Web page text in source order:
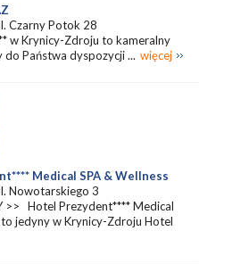
Czarny Potok 28
w Krynicy-Zdroju to kameralny
Państwa dyspozycji ... więcej
Medical SPA & Wellness
Nowotarskiego 3
>> Hotel Prezydent**** Medical
to jedyny w Krynicy-Zdroju Hotel